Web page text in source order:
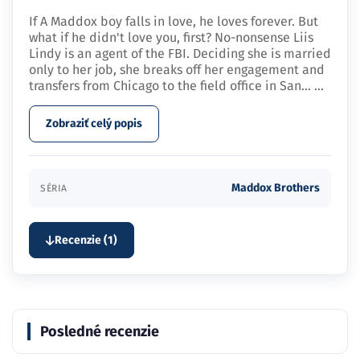
If A Maddox boy falls in love, he loves forever. But
what if he didn't love you, first? No-nonsense Liis
Lindy is an agent of the FBI. Deciding she is married
only to her job, she breaks off her engagement and
transfers from Chicago to the field office in San… ...
Zobraziť celý popis
SÉRIA Maddox Brothers
Recenzie (1)
Posledné recenzie